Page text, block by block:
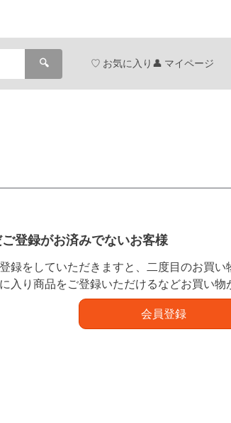
🔍 お気に入り マイページ
ご登録がお済みでないお客様
録をしていただきますと、二度目のお買い
入り商品をご登録いただけるなどお買い物
会員登録